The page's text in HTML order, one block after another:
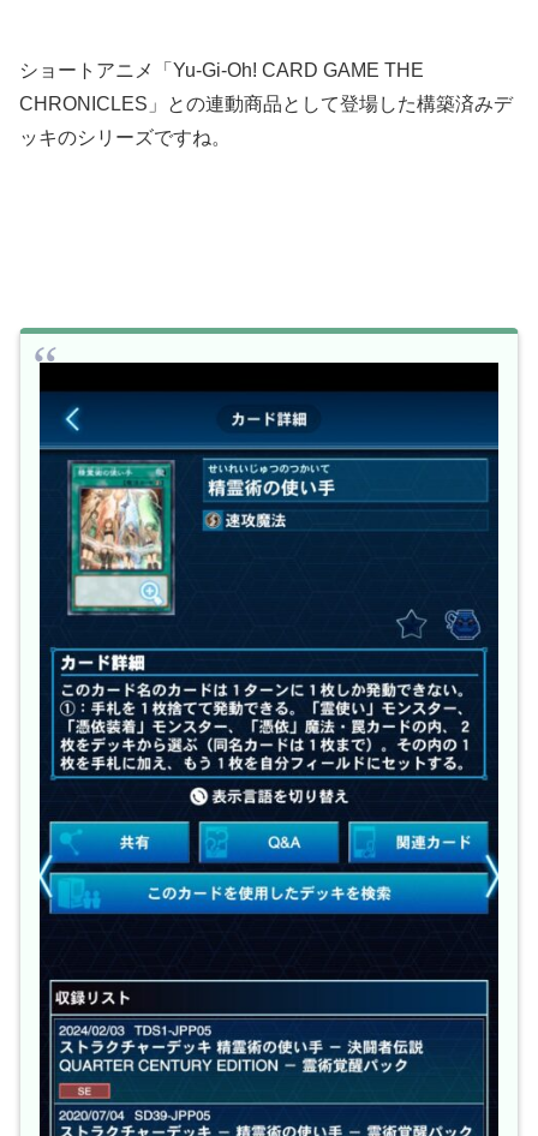
ショートアニメ「Yu-Gi-Oh! CARD GAME THE
CHRONICLES」との連動商品として登場した構築済みデ
ッキのシリーズですね。